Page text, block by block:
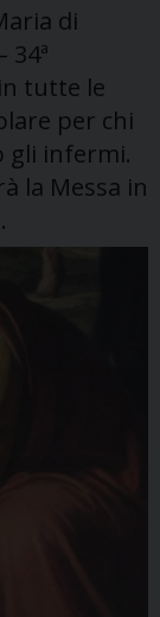
di
34ª
tutte le
per chi
gli infermi.
la Messa in